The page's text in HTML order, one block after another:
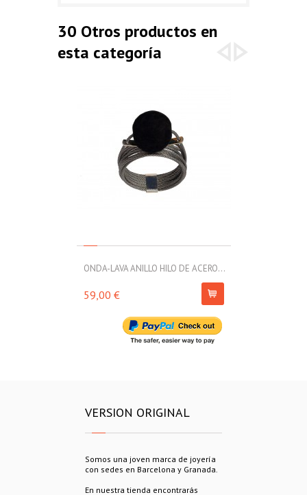
30 Otros productos en
esta categoría
ONDA-LAVA ANILLO HILO DE ACERO...
59,00 €
VERSION ORIGINAL
Somos una joven marca de joyería
con sedes en Barcelona y Granada.
En nuestra tienda encontrarás